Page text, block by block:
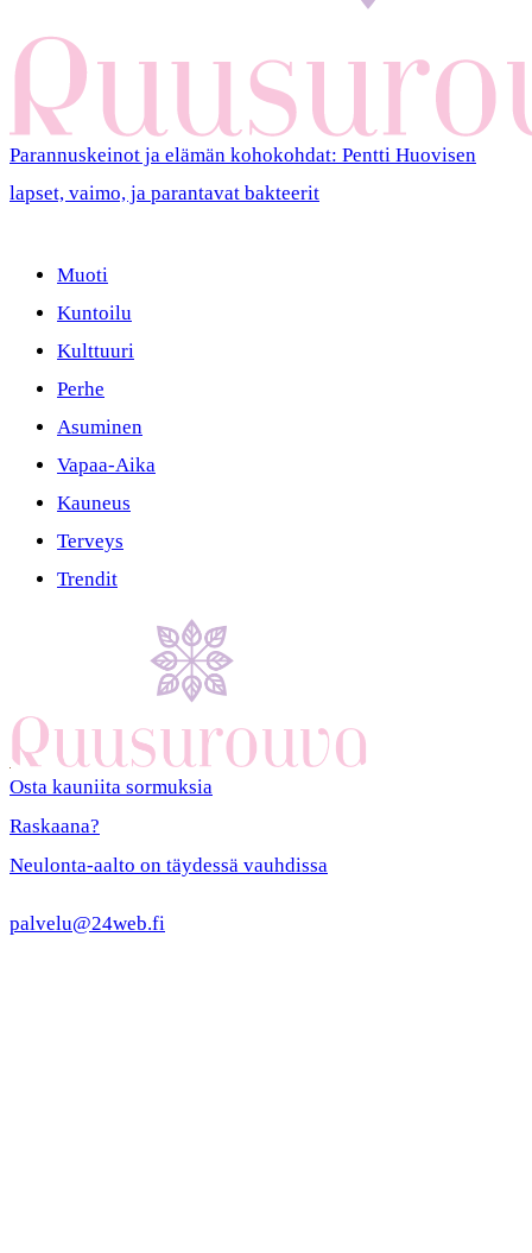
Parannuskeinot ja elämän kohokohdat: Pentti Huovisen
lapset, vaimo, ja parantavat bakteerit
Muoti
Kuntoilu
Kulttuuri
Perhe
Asuminen
Vapaa-Aika
Kauneus
Terveys
Trendit
Osta kauniita sormuksia
Raskaana?
Neulonta-aalto on täydessä vauhdissa
palvelu@24web.fi